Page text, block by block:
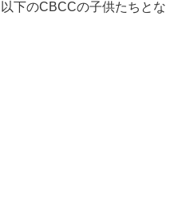
下のCBCCの子供たちとな